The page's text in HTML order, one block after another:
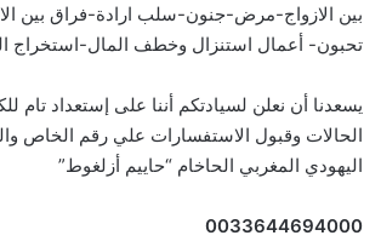
بين الازواج-مرض-جنون-سلب ارادة-فراق بين
تحبون- أعمال استنزال وخطف المال-استخراج
يسعدنا أن نعلن لسيادتكم أننا على إستعداد تام
الحالات وقبول الاستفسارات علي رقم الخاص
اليهودي المغربي الحاخام “حاييم أزلغوط”
0033644694000